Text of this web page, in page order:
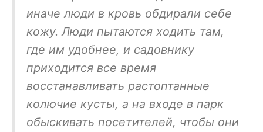
иначе люди в кровь обдирали себе
кожу. Люди пытаются ходить там,
где им удобнее, и садовнику
приходится все время
восстанавливать растоптанные
колючие кусты, а на входе в парк
обыскивать посетителей, чтобы они